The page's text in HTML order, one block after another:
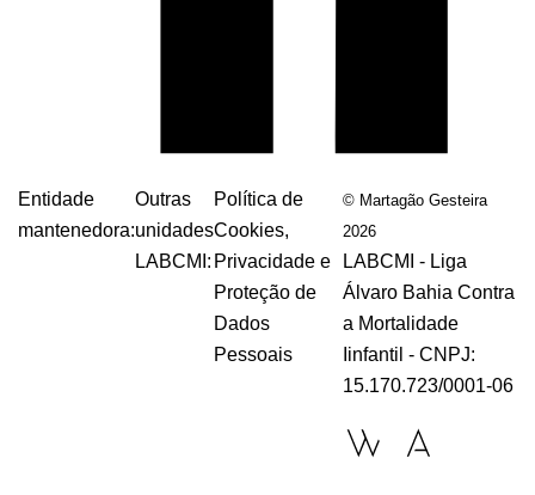
Entidade
mantenedora:
Outras
unidades
LABCMI:
Política de
Cookies,
Privacidade e
Proteção de
Dados
Pessoais
© Martagão Gesteira
2026
LABCMI - Liga
Álvaro Bahia Contra
a Mortalidade
Iinfantil - CNPJ:
15.170.723/0001-06